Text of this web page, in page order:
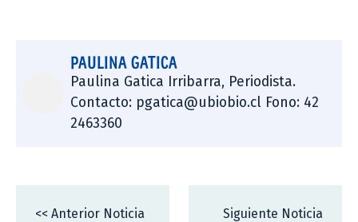
PAULINA GATICA
Paulina Gatica Irribarra, Periodista.
Contacto: pgatica@ubiobio.cl Fono: 42
2463360
<< Anterior Noticia
Siguiente Noticia